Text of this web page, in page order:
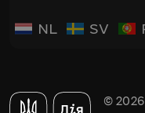
NL SV
©